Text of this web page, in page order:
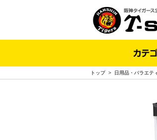
トップ> 日用品・バラエテ